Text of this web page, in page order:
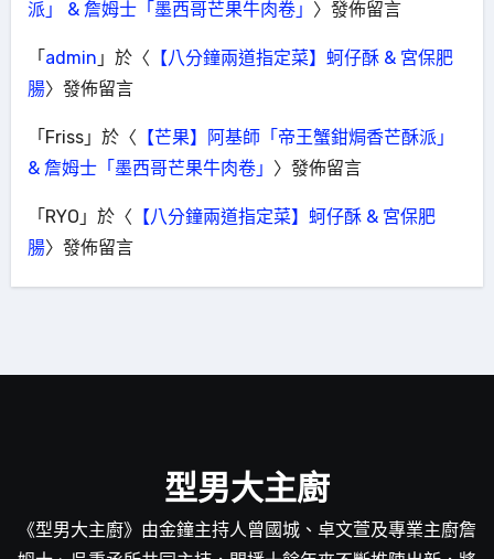
派」 & 詹姆士「墨西哥芒果牛肉卷」 〉發佈留言
「admin 」於〈 【八分鐘兩道指定菜】蚵仔酥 & 宮保肥
腸〉發佈留言
「Friss」於〈 【芒果】阿基師「帝王蟹鉗焗香芒酥派」
& 詹姆士「墨西哥芒果牛肉卷」 〉發佈留言
「RYO 」於〈 【八分鐘兩道指定菜】蚵仔酥 & 宮保肥
腸〉發佈留言
型男大主廚
《型男大主廚》由金鐘主持人曾國城、卓文萱及專業主廚詹